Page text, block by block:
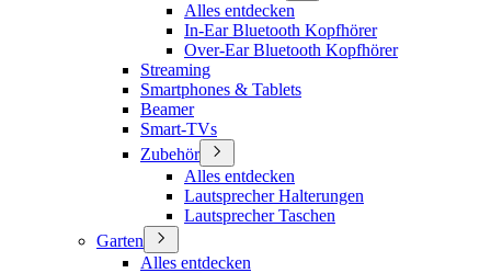
Alles entdecken
In-Ear Bluetooth Kopfhörer
Over-Ear Bluetooth Kopfhörer
Streaming
Smartphones & Tablets
Beamer
Smart-TVs
Zubehör
Alles entdecken
Lautsprecher Halterungen
Lautsprecher Taschen
Garten
Alles entdecken